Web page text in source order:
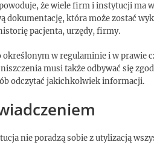
że wiele firm i instytucji ma
dokumentację, która może zostać
pacjenta, urzędy, firmy.
określonym w regulaminie i w prawie
musi także odbywać się
odczytać jakichkolwiek informacji.
nie poradzą sobie z utylizacją